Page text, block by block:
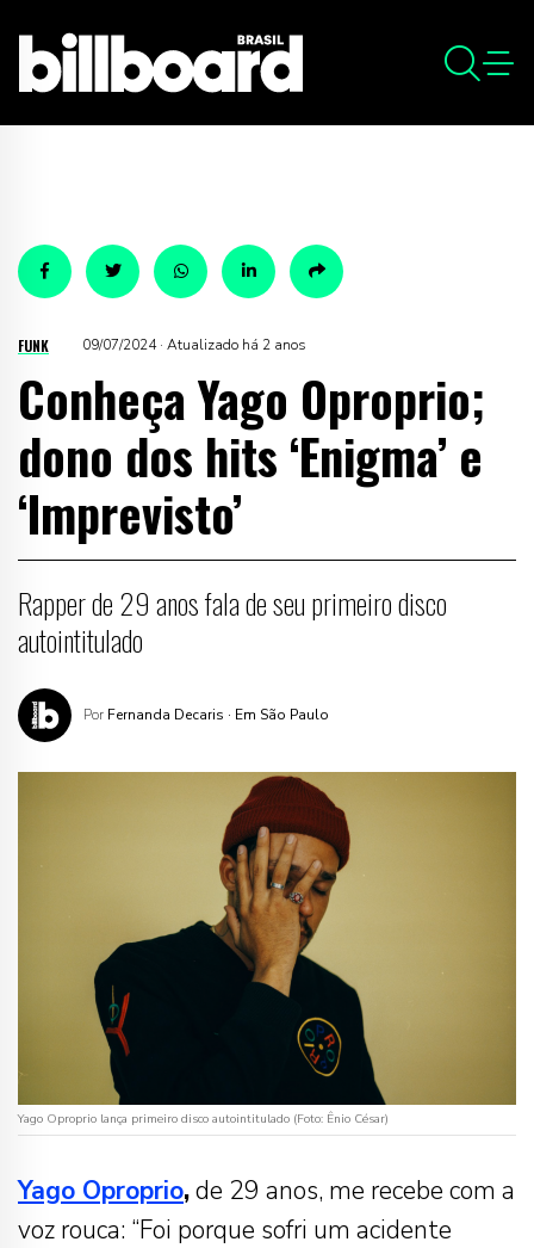
FUNK 09/07/2024 · Atualizado há 2 anos
Conheça Yago Oproprio;
dono dos hits ‘Enigma’ e
‘Imprevisto’
Rapper de 29 anos fala de seu primeiro disco
autointitulado
Por Fernanda Decaris · Em São Paulo
Yago Oproprio lança primeiro disco autointitulado (Foto: Ênio César)
Yago Oproprio,de 29 anos, me recebe com a
voz rouca: “Foi porque sofri um acidente